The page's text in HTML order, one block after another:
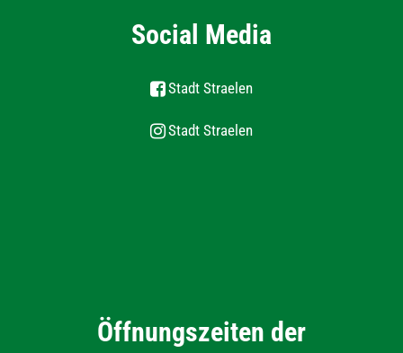
Social Media
Stadt Straelen
Stadt Straelen
Öffnungszeiten der